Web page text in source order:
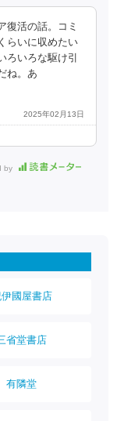
復活の話。コミ
らいに収めたい
ろいろな駆け引
ね。あ
2025年02月13日
by
國屋書店
省堂書店
有隣堂